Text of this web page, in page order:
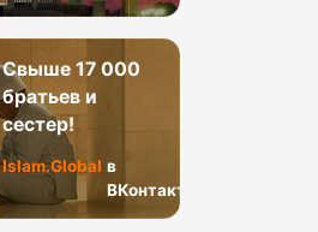
Свыше 17 000
братьев и
сестер!
Islam.Global в
ВКонтакте